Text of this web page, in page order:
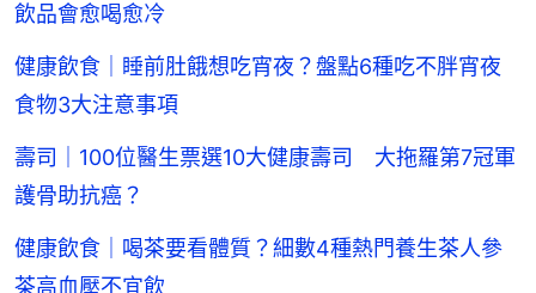
飲品會愈喝愈冷
健康飲食｜睡前肚餓想吃宵夜？盤點6種吃不胖宵夜
食物3大注意事項
壽司｜100位醫生票選10大健康壽司 大拖羅第7冠軍
護骨助抗癌？
健康飲食｜喝茶要看體質？細數4種熱門養生茶人參
茶高血壓不宜飲